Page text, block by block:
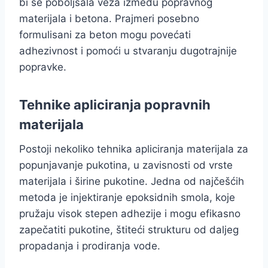
materijala i betona. Prajmeri posebno
formulisani za beton mogu povećati
adhezivnost i pomoći u stvaranju dugotrajnije
popravke.
Tehnike apliciranja popravnih
materijala
Postoji nekoliko tehnika apliciranja materijala za
popunjavanje pukotina, u zavisnosti od vrste
materijala i širine pukotine. Jedna od najčešćih
metoda je injektiranje epoksidnih smola, koje
pružaju visok stepen adhezije i mogu efikasno
zapečatiti pukotine, štiteći strukturu od daljeg
propadanja i prodiranja vode.